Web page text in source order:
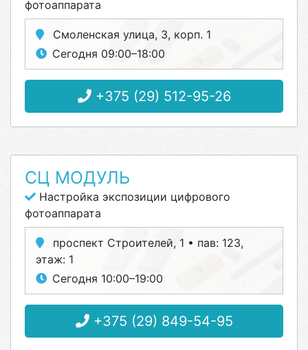
фотоаппарата
Смоленская улица, 3, корп. 1
Сегодня 09:00–18:00
+375 (29) 512-95-26
СЦ МОДУЛЬ
Настройка экспозиции цифрового
фотоаппарата
проспект Строителей, 1 • пав: 123,
этаж: 1
Сегодня 10:00–19:00
+375 (29) 849-54-95